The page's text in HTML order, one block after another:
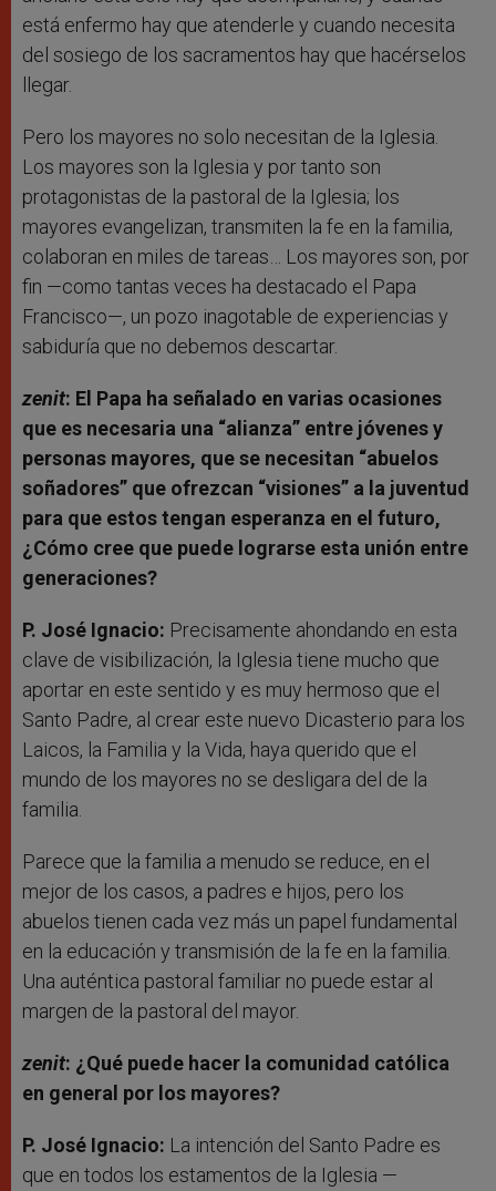
está enfermo hay que atenderle y cuando necesita
del sosiego de los sacramentos hay que hacérselos
llegar.
Pero los mayores no solo necesitan de la Iglesia.
Los mayores son la Iglesia y por tanto son
protagonistas de la pastoral de la Iglesia; los
mayores evangelizan, transmiten la fe en la familia,
colaboran en miles de tareas… Los mayores son, por
fin —como tantas veces ha destacado el Papa
Francisco—, un pozo inagotable de experiencias y
sabiduría que no debemos descartar.
zenit: El Papa ha señalado en varias ocasiones
que es necesaria una “alianza” entre jóvenes y
personas mayores, que se necesitan “abuelos
soñadores” que ofrezcan “visiones” a la juventud
para que estos tengan esperanza en el futuro,
¿Cómo cree que puede lograrse esta unión entre
generaciones?
P. José Ignacio: Precisamente ahondando en esta
clave de visibilización, la Iglesia tiene mucho que
aportar en este sentido y es muy hermoso que el
Santo Padre, al crear este nuevo Dicasterio para los
Laicos, la Familia y la Vida, haya querido que el
mundo de los mayores no se desligara del de la
familia.
Parece que la familia a menudo se reduce, en el
mejor de los casos, a padres e hijos, pero los
abuelos tienen cada vez más un papel fundamental
en la educación y transmisión de la fe en la familia.
Una auténtica pastoral familiar no puede estar al
margen de la pastoral del mayor.
zenit: ¿Qué puede hacer la comunidad católica
en general por los mayores?
P. José Ignacio: La intención del Santo Padre es
que en todos los estamentos de la Iglesia —